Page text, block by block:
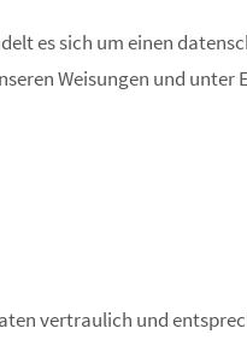
es sich um einen
Weisungen und unter
vertraulich und